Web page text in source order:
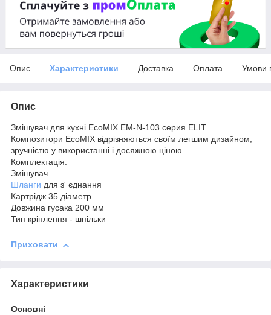
Опис Характеристики Доставка Оплата Умови
Опис
Змішувач для кухні EcoMIX EM-N-103 серия ELIT
Композитори EcoMIX відрізняються своїм легшим дизайном,
зручністю у використанні і досяжною ціною.
Комплектація:
Змішувач
Шланги для з' єднання
Картрідж 35 діаметр
Довжина гусака 200 мм
Тип кріплення - шпільки
Приховати
Характеристики
Основні